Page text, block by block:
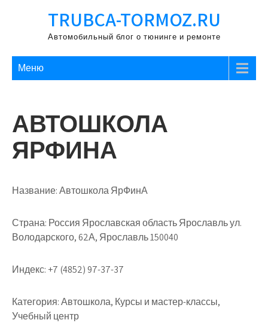
содержимому
TRUBCA-TORMOZ.RU
Автомобильный блог о тюнинге и ремонте
Меню
АВТОШКОЛА
ЯРФИНА
Название:Автошкола ЯрФинА
Страна: Россия Ярославская область Ярославль ул.
Володарского, 62А, Ярославль 150040
Индекс: +7 (4852) 97-37-37
Категория:Автошкола, Курсы и мастер-классы,
Учебный центр